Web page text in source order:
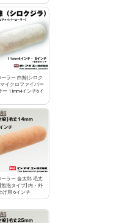
ーラー 白鯨(シロク
マイクロファイバー
ー 11mm4インチ6イ
ーラー 金太郎 毛丈
[無泡タイプ] 内・外
げ用 6インチ